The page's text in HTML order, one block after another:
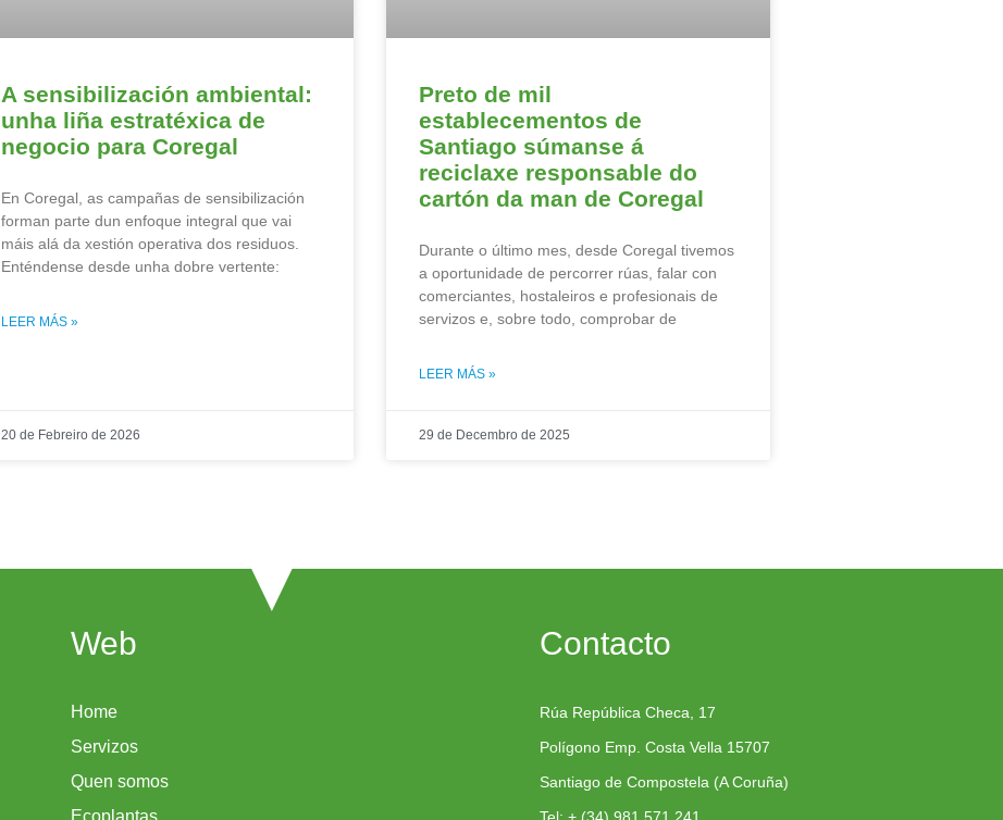
A sensibilización ambiental:
unha liña estratéxica de
negocio para Coregal
En Coregal, as campañas de sensibilización
forman parte dun enfoque integral que vai
máis alá da xestión operativa dos residuos.
Enténdense desde unha dobre vertente:
LEER MÁS »
20 de Febreiro de 2026
Preto de mil
establecementos de
Santiago súmanse á
reciclaxe responsable do
cartón da man de Coregal
Durante o último mes, desde Coregal tivemos
a oportunidade de percorrer rúas, falar con
comerciantes, hostaleiros e profesionais de
servizos e, sobre todo, comprobar de
LEER MÁS »
29 de Decembro de 2025
Web
Home
Servizos
Quen somos
Contacto
Rúa República Checa, 17
Polígono Emp. Costa Vella 15707
Santiago de Compostela (A Coruña)